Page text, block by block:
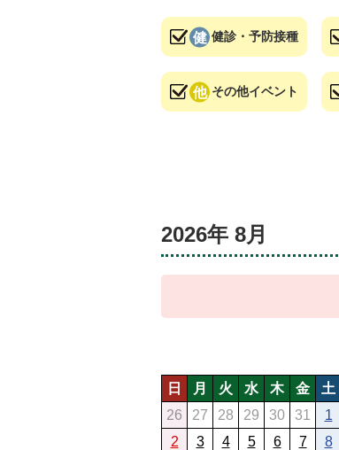
健診・予防接種
その他イベント
2026年 8月
日
月 火 水 木 金
土
26
27 28 29 30 31
1
2
3 4 5 6 7
8